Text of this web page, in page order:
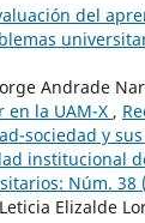
del
Andrade
en la UAM-X ,
sociedad y
institucional
Núm. 38
Elizalde